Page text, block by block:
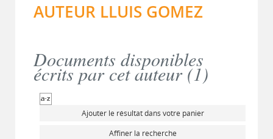
AUTEUR LLUIS GOMEZ
Documents disponibles
écrits par cet auteur (1)
Ajouter le résultat dans votre panier
Affiner la recherche